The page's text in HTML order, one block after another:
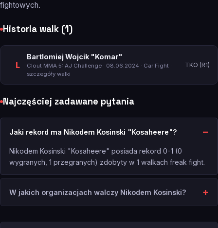
fightowych.
Historia walk (1)
L
Bartlomiej Wojcik "Komar"
Clout MMA 5: AJ Challenge · 08.06.2024 · Car Fight ·
szczegóły walki
TKO (R1)
Najczęściej zadawane pytania
Jaki rekord ma Nikodem Kosinski "Kosaheere"?
Nikodem Kosinski "Kosaheere" posiada rekord 0-1 (0
wygranych, 1 przegranych) zdobyty w 1 walkach freak fight.
W jakich organizacjach walczy Nikodem Kosinski?